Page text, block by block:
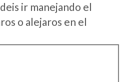
ir manejando el
o alejaros en el